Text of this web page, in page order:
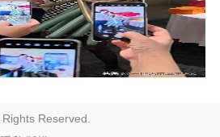
Reserved.